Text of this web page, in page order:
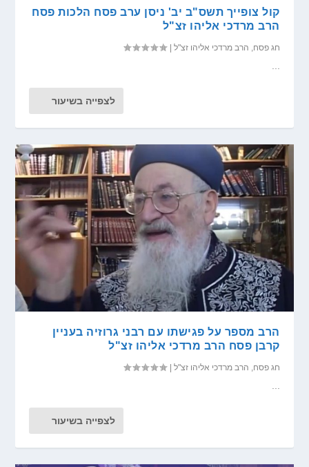
קול צופייך תשס"ב יב' ניסן ערב פסח הלכות פסח
הרב מרדכי אליהו זצ"ל
חג פסח, הרב מרדכי אליהו זצ"ל |
...
לצפייה בשיעור
הרב מספר על פגישתו עם רבני גרוזיה בעניין
קרבן פסח הרב מרדכי אליהו זצ"ל
חג פסח, הרב מרדכי אליהו זצ"ל |
לצפייה בשיעור